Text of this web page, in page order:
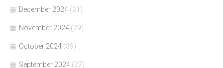
December 2024 (21)
November 2024 (29)
October 2024 (39)
September 2024 (27)